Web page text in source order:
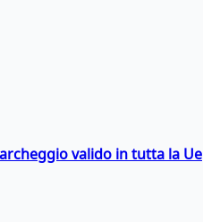
valido in tutta la Ue